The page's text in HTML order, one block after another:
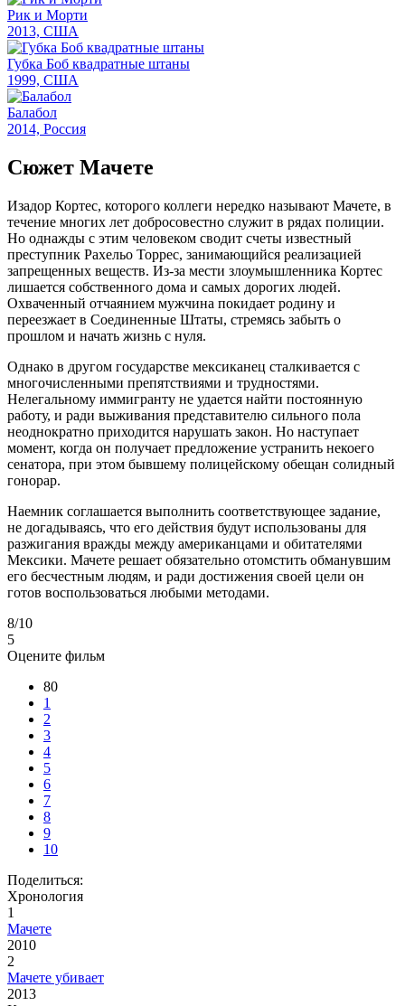
Рик и Морти
2013, США
Губка Боб квадратные штаны
1999, США
Балабол
2014, Россия
Сюжет Мачете
Изадор Кортес, которого коллеги нередко называют Мачете, в
течение многих лет добросовестно служит в рядах полиции.
Но однажды с этим человеком сводит счеты известный
преступник Рахельо Торрес, занимающийся реализацией
запрещенных веществ. Из-за мести злоумышленника Кортес
лишается собственного дома и самых дорогих людей.
Охваченный отчаянием мужчина покидает родину и
переезжает в Соединенные Штаты, стремясь забыть о
прошлом и начать жизнь с нуля.
Однако в другом государстве мексиканец сталкивается с
многочисленными препятствиями и трудностями.
Нелегальному иммигранту не удается найти постоянную
работу, и ради выживания представителю сильного пола
неоднократно приходится нарушать закон. Но наступает
момент, когда он получает предложение устранить некоего
сенатора, при этом бывшему полицейскому обещан солидный
гонорар.
Наемник соглашается выполнить соответствующее задание,
не догадываясь, что его действия будут использованы для
разжигания вражды между американцами и обитателями
Мексики. Мачете решает обязательно отомстить обманувшим
его бесчестным людям, и ради достижения своей цели он
готов воспользоваться любыми методами.
8/10
5
Оцените фильм
80
1
2
3
4
5
6
7
8
9
10
Поделиться:
Хронология
1
Мачете
2010
2
Мачете убивает
2013